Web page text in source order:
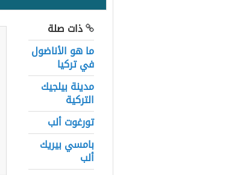
ذات صلة
ما هو الأناضول
في تركيا
مدينة بيلجيك
التركية
تورغوت ألب
بامسي بيريك
ألب